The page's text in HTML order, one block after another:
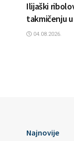
Ilijaški
takmičenju
04.08.2026.
Najnovije